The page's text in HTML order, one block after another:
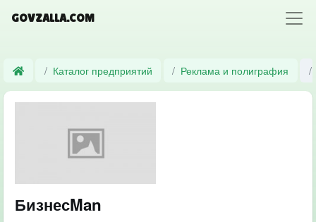
GOVZALLA.COM
Каталог предприятий Реклама и полиграфия
БизнесMan